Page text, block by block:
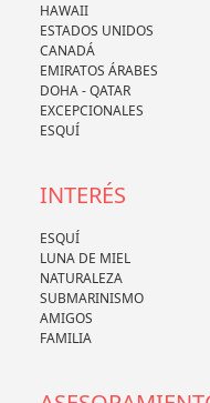
HAWAII
ESTADOS UNIDOS
CANADÁ
EMIRATOS ÁRABES
DOHA - QATAR
EXCEPCIONALES
ESQUÍ
INTERÉS
ESQUÍ
LUNA DE MIEL
NATURALEZA
SUBMARINISMO
AMIGOS
FAMILIA